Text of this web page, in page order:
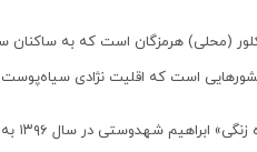
(محلی) هرمزگان است که به ساکنان
کشورهایی است که اقلیت نژادی
به‌